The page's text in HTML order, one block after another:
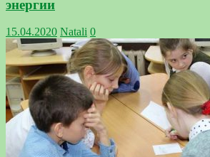
энергии
15.04.2020 Natali 0